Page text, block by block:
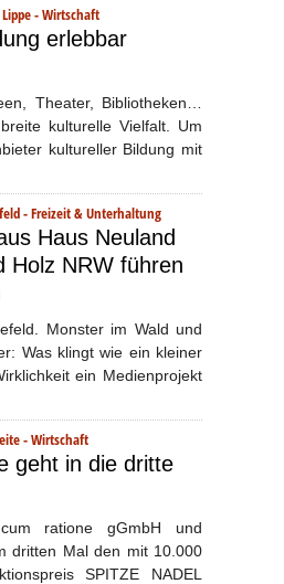
-Wirtschaft
erlebbar
Theater, Bibliotheken…
kulturelle Vielfalt. Um
kultureller Bildung mit
-Freizeit & Unterhaltung
Haus Neuland
Holz NRW führen
Monster im Wald und
Was klingt wie ein kleiner
ein Medienprojekt
-Wirtschaft
geht in die dritte
ratione gGmbH und
dritten Mal den mit 10.000
SPITZE NADEL